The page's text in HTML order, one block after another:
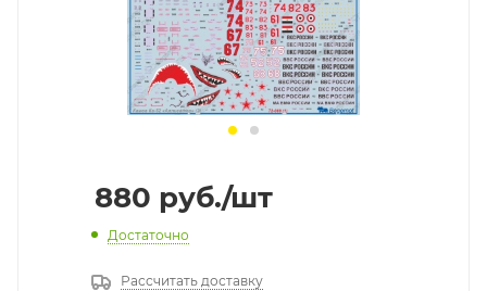
880 руб./шт
Достаточно
Рассчитать доставку